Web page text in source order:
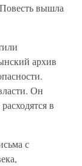
вышла
архив
Он
в
с